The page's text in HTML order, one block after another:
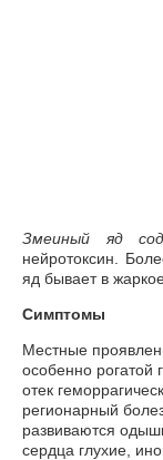
Змеиный яд
нейротоксин.
яд бывает в
Симптомы
Местные
особенно
отек
регионарный
развиваются
сердца глухие,